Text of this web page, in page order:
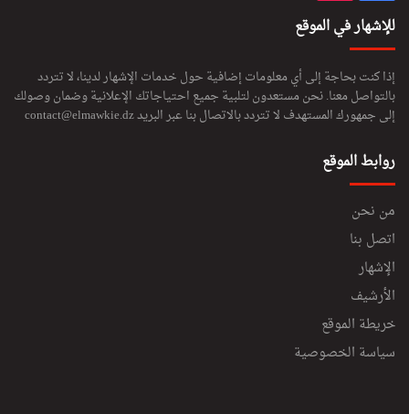
للإشهار في الموقع
إذا كنت بحاجة إلى أي معلومات إضافية حول خدمات الإشهار لدينا، لا تتردد
بالتواصل معنا. نحن مستعدون لتلبية جميع احتياجاتك الإعلانية وضمان وصولك
إلى جمهورك المستهدف لا تتردد بالاتصال بنا عبر البريدcontact@elmawkie.dz
روابط الموقع
من نحن
اتصل بنا
الإشهار
الأرشيف
خريطة الموقع
سياسة الخصوصية